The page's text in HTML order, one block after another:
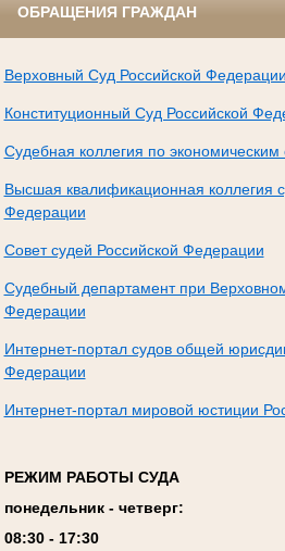
ОБРАЩЕНИЯ ГРАЖДАН
Верховный Суд Российской Федерации
Конституционный Суд Российской
Судебная коллегия по
Высшая квалификационная коллегия
Федерации
Совет судей Российской Федерации
Судебный департамент при
Федерации
Интернет-портал судов общей
Федерации
Интернет-портал мировой юстиции
РЕЖИМ РАБОТЫ СУДА
понедельник - четверг:
08:30 - 17:30